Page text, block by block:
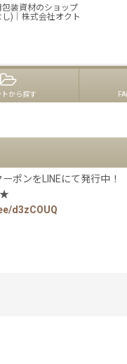
包装資材のショップ
)｜株式会社オクト
トから探す
ポンをLINEにて発行中！
★
d3zCOUQ